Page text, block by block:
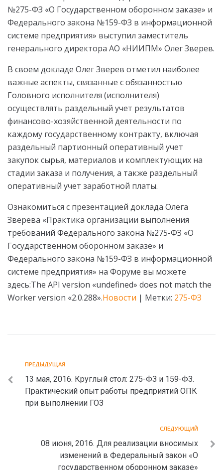
№275-ФЗ «О Государственном оборонном заказе» и
Федерального закона №159-ФЗ в информационной
системе предприятия» выступил заместитель
генерального директора АО «НИИПМ» Олег Зверев.
В своем докладе Олег Зверев отметил наиболее
важные аспекты, связанные с обязанностью
Головного исполнителя (исполнителя)
осуществлять раздельный учет результатов
финансово-хозяйственной деятельности по
каждому государственному контракту, включая
раздельный партионный оперативный учет
закупок сырья, материалов и комплектующих на
стадии заказа и получения, а также раздельный
оперативный учет заработной платы.
Ознакомиться с презентацией доклада Олега
Зверева «Практика организации выполнения
требований Федерального закона №275-ФЗ «О
Государственном оборонном заказе» и
Федерального закона №159-ФЗ в информационной
системе предприятия» на Форуме вы можете
здесь:The API version «undefined» does not match the
Worker version «2.0.288».Новости | Метки: 275-ФЗ
ПРЕДЫДУЩАЯ
13 мая, 2016. Круглый стол: 275-ФЗ и 159-ФЗ.
Практический опыт работы предприятий ОПК
при выполнении ГОЗ
СЛЕДУЮЩИЙ
08 июня, 2016. Для реализации вносимых
изменений в Федеральный закон «О
государственном оборонном заказе»